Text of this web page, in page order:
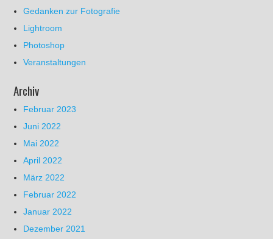
Gedanken zur Fotografie
Lightroom
Photoshop
Veranstaltungen
Archiv
Februar 2023
Juni 2022
Mai 2022
April 2022
März 2022
Februar 2022
Januar 2022
Dezember 2021